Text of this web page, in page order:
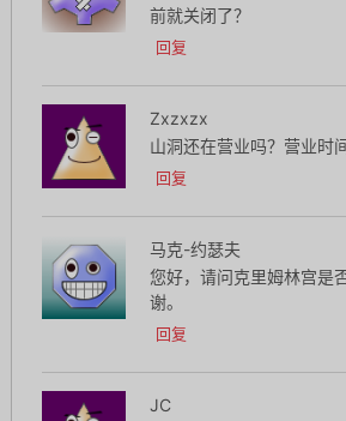
前就关闭了？
回复
Zxzxzx
山洞还在营业吗？营业时
回复
马克-约瑟夫
您好，请问克里姆林宫是
谢。
回复
JC